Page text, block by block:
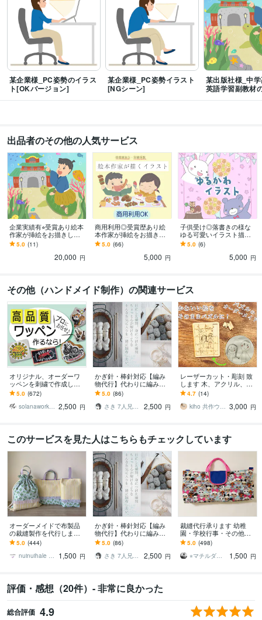
管理栄養士 取得年 : 2017年
普通自動車第一種運転免許 取得年 : 2015年
ビジネス・クリエイティブツール
Adobe Fresco:5年
得意分野
イラスト作成・漫画制作 デジタルイラスト 絵本作成
イラスト業界
住まい・美容・生活相談 献立作成、レシピ考案、コラム執筆 ハンドメイ
語学力
英語 日常会話レベル
某企業様_PC姿勢のイラス
ト[OKバージョン]
某企業様_PC姿勢イラスト
[NGシーン]
某出版社様_中
英語学習副教材
出品者のその他の人気サービス
企業実績有⭐︎受賞あり絵本
作家が挿絵をお描きしま
す 商用利用OK！/雑誌挿
絵、絵本、漫画、教材、w
5.0 (11)
20,000 円
商用利用◎受賞歴あり絵
本作家が挿絵をお描きし
ます 挿絵イラスト、絵
本、webデザイン、なんで
もご相談ください。
5.0 (66)
5,000 円
子供受け◎落書きの様な
ゆる可愛いイラスト描き
ます 絵本コンクールで受
賞歴のあるママイラスト
5.0 (6)
5,000 円
その他（ハンドメイド制作）の関連サービス
オリジナル、オーダーワ
ッペンを刺繍で作成しま
す 特別な一品を。絵柄や
図案、画像を刺繍ワッペ
ンでお作りします。
5.0 (672)
solanaworks ソラナワークス 2,500 円
かぎ針・棒針対応【編み
物代行】代わりに編み物
します 世界にひとつだけ
の心が弾むお気に入りを
一緒に制作しませんか？
5.0 (86)
さき 7人兄弟のママ
2,500 円
レーザーカット・彫刻 致
します 木、アクリル、
布、皮、紙のカット＆彫
刻（形・絵・文字・写
真）
4.7 (14)
kiho 共作ウッドワークス 3,000 円
このサービスを見た人はこちらもチェックしています
オーダーメイドで布製品
の裁縫製作を代行します
裁縫苦手な方や、お忙し
い方のお手伝い♡入園入
学準備など
5.0 (444)
nuinuihale のあえぺ
1,500 円
かぎ針・棒針対応【編み
物代行】代わりに編み物
します 世界にひとつだけ
の心が弾むお気に入りを
一緒に制作しませんか？
5.0 (86)
さき 7人兄弟のママ
2,500 円
裁縫代行承ります 幼稚
園・学校行事・その他、
裁縫でお困りの方ご相談
ください⭐︎
5.0 (498)
⭐︎マチルダチルダ⭐︎
1,500 円
評価・感想（20件）- 非常に良かった
総合評価 4.9